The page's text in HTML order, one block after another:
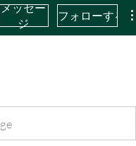
メッセー
ジ
フォローする